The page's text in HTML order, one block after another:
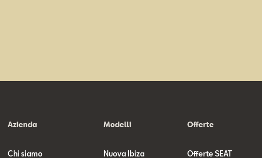
Azienda
Chi siamo
Modelli
Nuova Ibiza
Offerte
Offerte SEAT